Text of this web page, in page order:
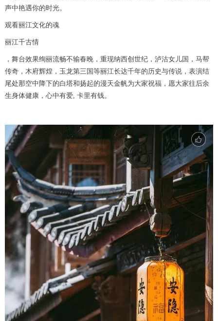
声中艳遇你的时光。
观看丽江文化的魂
丽江千古情
，舞台效果绚丽流畅不输春晚，重现纳西创世纪，泸沽女儿国，马帮
传奇，木府辉煌，玉龙第三国等丽江长达千年的历史与传说，表演结
尾处那空中降下的白塔和扬起的漫天金帆为大家祝福，愿大家往后余
生身体健康，心中有爱, 卡里有钱。